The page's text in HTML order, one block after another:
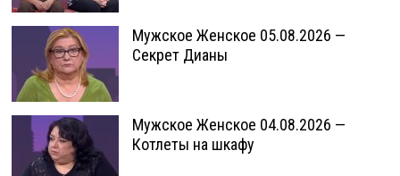
Мужское Женское 05.08.2026 —
Секрет Дианы
Мужское Женское 04.08.2026 —
Котлеты на шкафу